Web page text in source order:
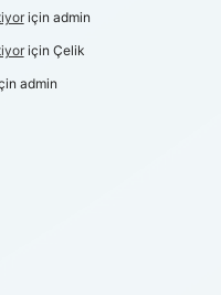
için admin
için Çelik
admin